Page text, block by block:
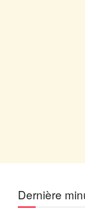
Dernière